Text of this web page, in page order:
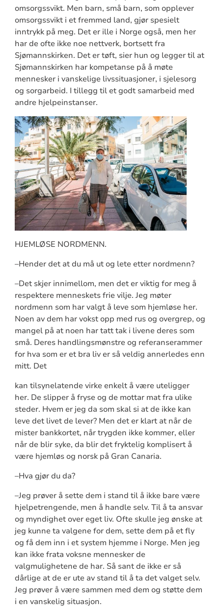
omsorgssvikt. Men barn, små barn, som opplever
omsorgssvikt i et fremmed land, gjør spesielt
inntrykk på meg. Det er ille i Norge også, men her
har de ofte ikke noe nettverk, bortsett fra
Sjømannskirken. Det er tøft, sier hun og legger til at
Sjømannskirken har kompetanse på å møte
mennesker i vanskelige livssituasjoner, i sjelesorg
og sorgarbeid. I tillegg til et godt samarbeid med
andre hjelpeinstanser.
HJEMLØSE NORDMENN.
–Hender det at du må ut og lete etter nordmenn?
–Det skjer innimellom, men det er viktig for meg å
respektere menneskets frie vilje. Jeg møter
nordmenn som har valgt å leve som hjemløse her.
Noen av dem har vokst opp med rus og overgrep, og
mangel på at noen har tatt tak i livene deres som
små. Deres handlingsmønstre og referanserammer
for hva som er et bra liv er så veldig annerledes enn
mitt. Det
kan tilsynelatende virke enkelt å være uteligger
her. De slipper å fryse og de mottar mat fra ulike
steder. Hvem er jeg da som skal si at de ikke kan
leve det livet de lever? Men det er klart at når de
mister bankkortet, når trygden ikke kommer, eller
når de blir syke, da blir det fryktelig komplisert å
være hjemløs og norsk på Gran Canaria.
–Hva gjør du da?
–Jeg prøver å sette dem i stand til å ikke bare være
hjelpetrengende, men å handle selv. Til å ta ansvar
og myndighet over eget liv. Ofte skulle jeg ønske at
jeg kunne ta valgene for dem, sette dem på et fly
og få dem inn i et system hjemme i Norge. Men jeg
kan ikke frata voksne mennesker de
valgmulighetene de har. Så sant de ikke er så
dårlige at de er ute av stand til å ta det valget selv.
Jeg prøver å være sammen med dem og støtte dem
i en vanskelig situasjon.